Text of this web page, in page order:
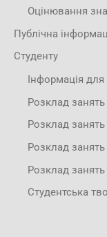
Оцінювання
Публічна
Студенту
Інформація для
Розклад
Розклад
Розклад занять
Розклад
Студентська